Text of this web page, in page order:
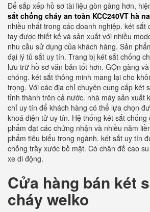
Để sắp xếp hồ sơ tài liệu gòn gàng hơn,
sắt chống cháy an toàn KCC240VT hà
nhiều nhất trong các doanh nghiệp. két sắt
tay được thiết kế và sản xuất với nhiều
nhu cầu sử dụng của khách hàng. Sản
đại lý tủ sắt uy tín. Trang bị két sắt chống
lưu trữ hồ sơ văn bản tốt hơn. GỌn gàng
chóng. két sắt thông minh mang lại cho
trọng. Với các địa chỉ chuyên cung cấp két
tỉnh thành trên cả nước. nhà máy sản xuất
chỉ uy tín để khách hàng có thể lựa chọn
khoá điện tử uy tín. Hệ thống két sắt chống
phẩm đạt các chứng nhận và nhiều năm
phẩm tiêu biểu trong ngành. két sắt uy tín
chống trầy xước bề mặt. Có chân đế cao
xe di động.
Cửa hàng bán két
cháy welko